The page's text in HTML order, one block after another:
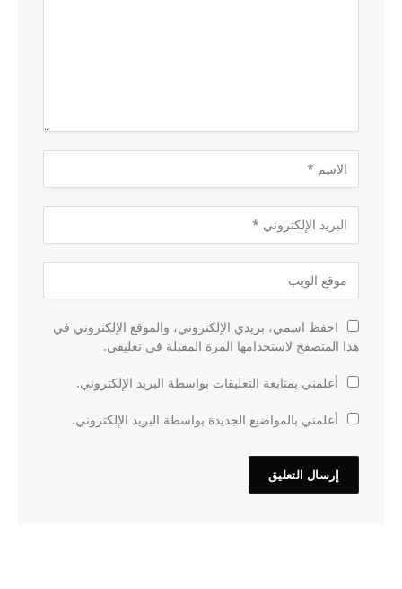
احفظ اسمي، بريدي الإلكتروني، والموقع الإلكتروني في
هذا المتصفح لاستخدامها المرة المقبلة في تعليقي.
أعلمني بمتابعة التعليقات بواسطة البريد الإلكتروني.
أعلمني بالمواضيع الجديدة بواسطة البريد الإلكتروني.